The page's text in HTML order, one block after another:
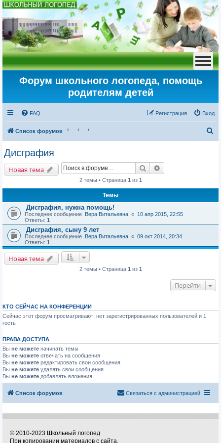
Форум школьного логопеда, помощь
родителям детей
FAQ Вход
Регистрация
Список форумов
о
Дисграфия
Новая тема Поиск
2 темы • Страница 1 из 1
Темы
Дисграфия, нужна помощь!
Последнее сообщение Вера Витальевна « 10 апр 2015, 22:55
Ответы: 1
Дисграфия, сыну 9 лет
Последнее сообщение Вера Витальевна « 09 окт 2014, 20:34
Ответы: 1
Новая тема
2 темы • Страница 1 из 1
Перейти
КТО СЕЙЧАС НА КОНФЕРЕНЦИИ
Сейчас этот форум просматривают: нет зарегистрированных пользователей и 1
гость
ПРАВА ДОСТУПА
Вы не можете начинать темы
Вы не можете отвечать на сообщения
Вы не можете редактировать свои сообщения
Вы не можете удалять свои сообщения
Вы не можете добавлять вложения
Список форумов Связаться с администрацией
© 2010-2023 Школьный логопед
При копировании материалов с сайта,